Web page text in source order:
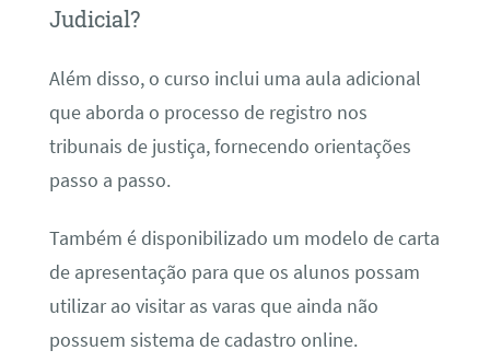
Judicial?
Além disso, o curso inclui uma aula adicional
que aborda o processo de registro nos
tribunais de justiça, fornecendo orientações
passo a passo.
Também é disponibilizado um modelo de carta
de apresentação para que os alunos possam
utilizar ao visitar as varas que ainda não
possuem sistema de cadastro online.